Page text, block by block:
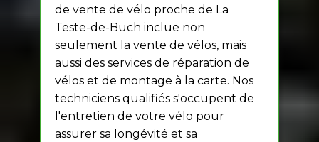
de vente de vélo proche de La
Teste-de-Buch inclue non
seulement la vente de vélos, mais
aussi des services de réparation de
vélos et de montage à la carte. Nos
techniciens qualifiés s'occupent de
l'entretien de votre vélo pour
assurer sa longévité et sa